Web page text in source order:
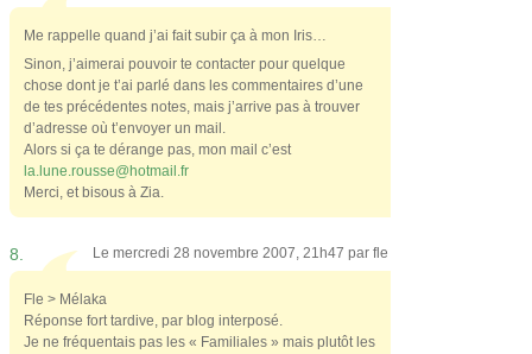
Me rappelle quand j’ai fait subir ça à mon Iris…
Sinon, j’aimerai pouvoir te contacter pour quelque
chose dont je t’ai parlé dans les commentaires d’une
de tes précédentes notes, mais j’arrive pas à trouver
d’adresse où t’envoyer un mail.
Alors si ça te dérange pas, mon mail c’est
la.lune.rousse@hotmail.fr
Merci, et bisous à Zia.
8. Le mercredi 28 novembre 2007, 21h47 par fle
Fle > Mélaka
Réponse fort tardive, par blog interposé.
Je ne fréquentais pas les « Familiales » mais plutôt les